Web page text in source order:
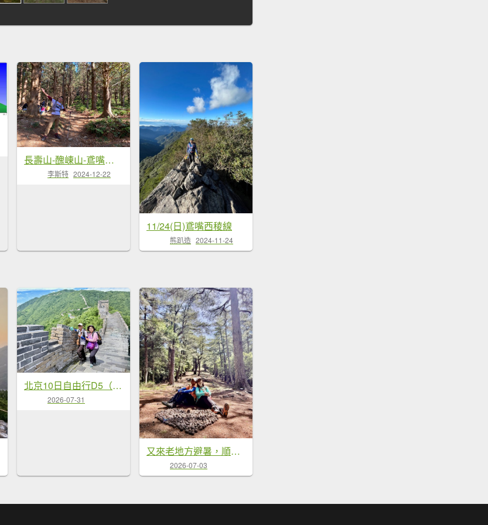
長壽山-醜崠山-鳶嘴山【既優雅又狂野的另類選擇】
李斯特 2024-12-22
11/24(日)鳶嘴西稜線
熊趴造 2024-11-24
北京10日自由行D5（烈日下的長城夢—慕田峪長城漫遊） 2026.07.16
2026-07-31
又來老地方避暑，順走小雪防火巷秘境 2026.7.1-2
2026-07-03